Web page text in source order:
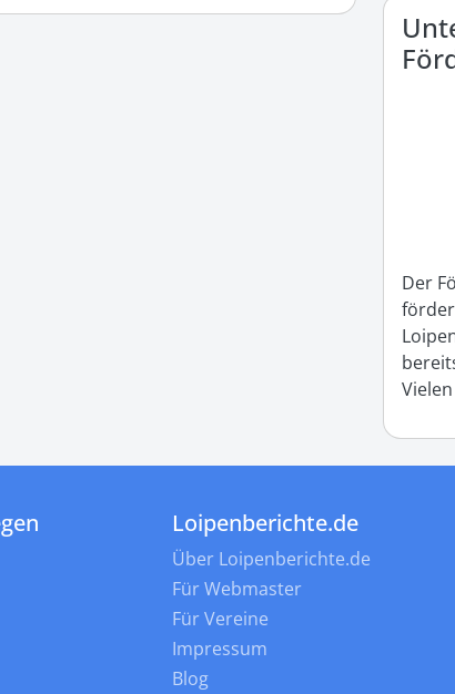
Der
Loipenberichte.de
Über Loipenberichte.de
Für Webmaster
Für Vereine
Impressum
Blog